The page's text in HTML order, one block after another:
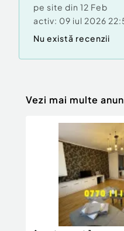
pe site din 12 Feb
activ: 09 iul 2026
Nu există recenzii
Vezi mai multe